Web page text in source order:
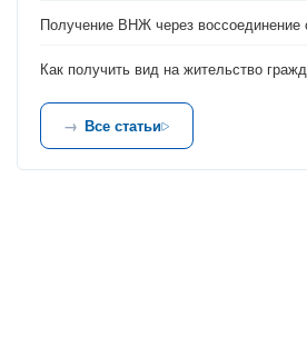
Получение ВНЖ через воссоединение
Как получить вид на жительство
Все статьи